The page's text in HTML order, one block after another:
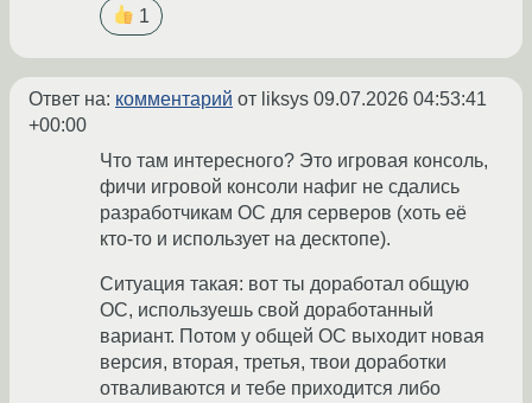
1
Ответ на: комментарий от liksys 09.07.2026 04:53:41
+00:00
Что там интересного? Это игровая консоль,
фичи игровой консоли нафиг не сдались
разработчикам ОС для серверов (хоть её
кто-то и использует на десктопе).
Ситуация такая: вот ты доработал общую
ОС, используешь свой доработанный
вариант. Потом у общей ОС выходит новая
версия, вторая, третья, твои доработки
отваливаются и тебе приходится либо